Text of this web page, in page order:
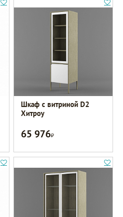
Шкаф с витриной D2
Хитроу
65 976Р